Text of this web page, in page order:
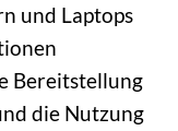
und Laptops
Bereitstellung
die Nutzung